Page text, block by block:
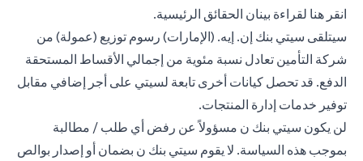
انقر هنا لقراءة بينان الحقائق الرئيسية.
سيتلقى سيتي بنك إن. إيه. (الإمارات) رسوم توزيع (عمولة) من
شركة التأمين تعادل نسبة مئوية من إجمالي الأقساط المستحقة
الدفع. قد تحصل كيانات أخرى تابعة لسيتي على أجر إضافي مقابل
توفير خدمات إدارة المنتجات.
لن يكون سيتي بنك ن مسؤولاً عن رفض أي طلب / مطالبة
بموجب هذه السياسة. لا يقوم سيتي بنك ن بضمان أو إصدار بوالص